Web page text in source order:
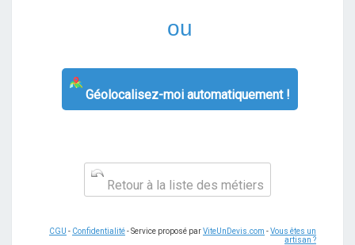
ou
Géolocalisez-moi automatiquement !
Retour à la liste des métiers
CGU - Confidentialité- Service proposé parViteUnDevis.com -Vous êtes un
artisan ?